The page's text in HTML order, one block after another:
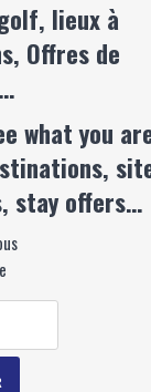
lieux à
Offres de
what you
stay offers…